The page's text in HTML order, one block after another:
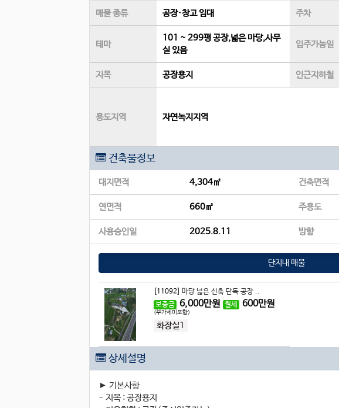
매물 종류 공장·창고 임대 주차
테마
101 ~ 299평 공장,넓은 마당,사무
실 있음
입주가능일
지목 공장용지 인근지하철
용도지역 자연녹지지역
건축물정보
대지면적 4,304㎡ 건축면적
연면적 660㎡ 주용도
사용승인일 2025.8.11 방향
단지내 매물
[11092] 마당 넓은 신축 단독 공장 ..
보증금 6,000만원 월세 600만원
(부가세미포함)
화장실1
상세설명
► 기본사항
- 지목 : 공장용지